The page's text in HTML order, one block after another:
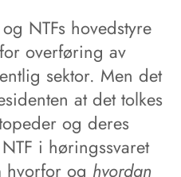
NTFs hovedstyre
overføring av
sektor. Men det
at det tolkes
og deres
i høringssvaret
hvorfor og hvordan